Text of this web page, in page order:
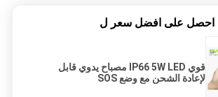
احصل على افضل سعر ل
قوي IP66 5W LED مصباح يدوي قابل
لإعادة الشحن مع وضع SOS